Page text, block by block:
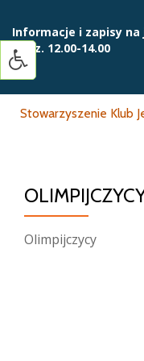
Przejdź
do
treści
Informacje i zapisy na
godz. 12.00-14.00
Stowarzyszenie Klub
Olimpijczycy